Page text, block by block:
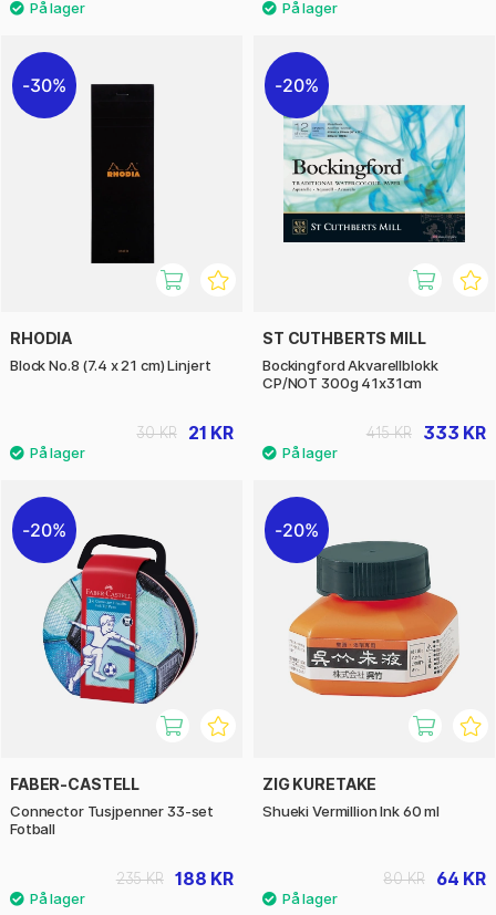
30%
RHODIA
Block No.8 (7.4 x 21 cm) Linjert
21 KR
30 KR
20%
ST CUTHBERTS MILL
Bockingford Akvarellblokk
CP/NOT 300g 41x31cm
333 KR
415 KR
20%
FABER-CASTELL
Connector Tusjpenner 33-set
Fotball
188 KR
235 KR
20%
ZIG KURETAKE
Shueki Vermillion Ink 60 ml
64 KR
80 KR